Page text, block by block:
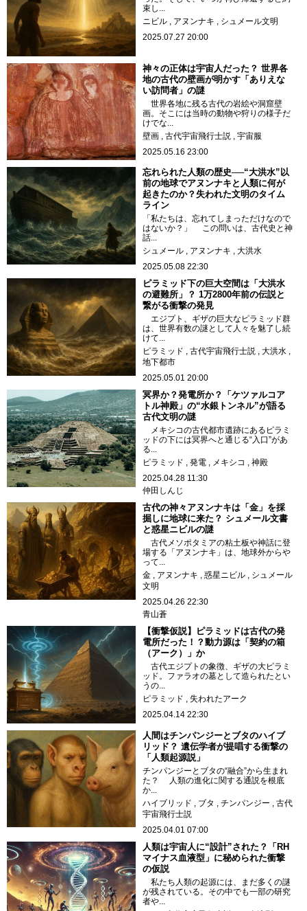
束し...
ニビル
アヌンナキ
シュメール文明
2025.07.27 20:00
神々の正体は宇宙人だった？ 世界各
地の古代の壁画が明かす「ありえな
い訪問者」の謎
世界各地に残る古代の岩絵や洞窟壁
画。そこには当時の動物や狩りの様子だ
けでな...
壁画
古代宇宙飛行士説
宇宙服
2025.05.16 23:00
忘れられた人類の歴史──“大洪水”以
前の地球でアヌンナキと人類に何が
起きたのか？失われた文明のタイム
ライン
「私たちは、忘れてしまっただけなので
はないか？」 この問いは、古代史と神
話...
シュメール
アヌンナキ
大洪水
2025.05.08 22:30
ピラミッド下の巨大空間は「大洪水
の避難所」？ 1万2800年前の伝説と
繋がる衝撃の発見
エジプト、ギザの巨大なピラミッド群
は、世界有数の謎として人々を魅了し続
けて...
ピラミッド
古代宇宙飛行士説
大洪水
地下都市
2025.05.01 20:00
冥界か？発電所か？「ケツァルコア
トル神殿」の“水銀トンネル”が語る
古代文明の謎
メキシコの古代都市遺跡にあるピラミ
ッドの下には冥界へと通じる“入口”があ
る...
ピラミッド
発電 メキシコ
神殿
2025.04.28 11:30
仲田しんじ
古代の神々アヌンナキは「金」を採
掘しに地球に来た？ シュメール文書
と惑星ニビルの謎
古代メソポタミアの粘土板や神話に登
場する「アヌンナキ」は、地球外からや
って...
金
アヌンナキ 惑星ニビル
シュメール
文明
2025.04.26 22:30
青山蒼
【衝撃仮説】ピラミッドは古代の発
電所だった！？動力源は「契約の箱
（アーク）」か
古代エジプトの象徴、ギザの大ピラミ
ッド。ファラオの墓として造られたとい
うの...
ピラミッド
失われたアーク
2025.04.14 22:30
人間はチンパンジーとブタのハイブ
リッド？ 遺伝学者が提唱する衝撃の
「人類起源説」
チンパンジーとブタの“融合”から生まれ
た？ 人類の進化に関する通説を根底
か...
ハイブリッド
ブタ チンパンジー
古代
宇宙飛行士説
2025.04.01 07:00
人類は宇宙人に“設計”された？「RH
マイナス血液型」に秘められた衝撃
の仮説
私たち人類の起源には、まだ多くの謎
が残されている。その中でも一部の研究
者や...